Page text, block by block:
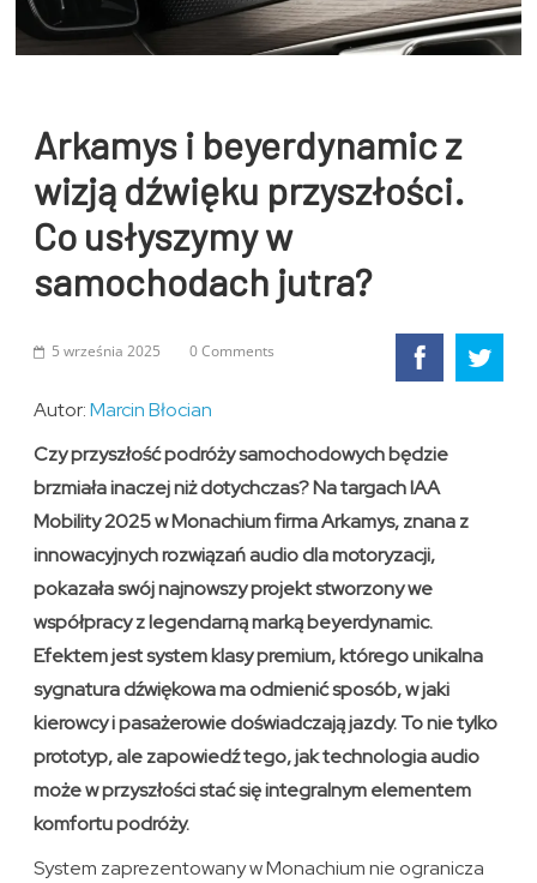
Arkamys i beyerdynamic z
wizją dźwięku przyszłości.
Co usłyszymy w
samochodach jutra?
5 września 2025 0 Comments
Autor:Marcin Błocian
Czy przyszłość podróży samochodowych będzie
brzmiała inaczej niż dotychczas? Na targach IAA
Mobility 2025 w Monachium firma Arkamys, znana z
innowacyjnych rozwiązań audio dla motoryzacji,
pokazała swój najnowszy projekt stworzony we
współpracy z legendarną marką beyerdynamic.
Efektem jest system klasy premium, którego unikalna
sygnatura dźwiękowa ma odmienić sposób, w jaki
kierowcy i pasażerowie doświadczają jazdy. To nie tylko
prototyp, ale zapowiedź tego, jak technologia audio
może w przyszłości stać się integralnym elementem
komfortu podróży.
System zaprezentowany w Monachium nie ogranicza